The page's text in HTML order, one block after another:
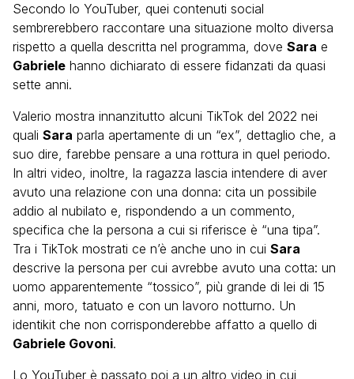
Secondo lo YouTuber, quei contenuti social
sembrerebbero raccontare una situazione molto diversa
rispetto a quella descritta nel programma, dove Sara e
Gabriele hanno dichiarato di essere fidanzati da quasi
sette anni.
Valerio mostra innanzitutto alcuni TikTok del 2022 nei
quali Sara parla apertamente di un “ex”, dettaglio che, a
suo dire, farebbe pensare a una rottura in quel periodo.
In altri video, inoltre, la ragazza lascia intendere di aver
avuto una relazione con una donna: cita un possibile
addio al nubilato e, rispondendo a un commento,
specifica che la persona a cui si riferisce è “una tipa”.
Tra i TikTok mostrati ce n’è anche uno in cui Sara
descrive la persona per cui avrebbe avuto una cotta: un
uomo apparentemente “tossico”, più grande di lei di 15
anni, moro, tatuato e con un lavoro notturno. Un
identikit che non corrisponderebbe affatto a quello di
Gabriele Govoni.
Lo YouTuber è passato poi a un altro video in cui